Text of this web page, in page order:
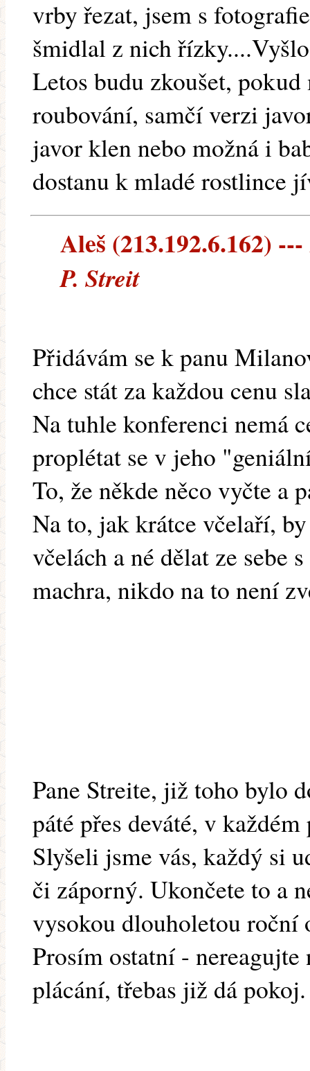
vrby řezat, jsem s
šmidlal z nich
Letos budu zkoušet,
roubování, samčí verzi
javor klen nebo možná i
dostanu k mladé rostlince
Aleš (213.192.6.162)
P. Streit
Přidávám se k panu
chce stát za každou cenu
Na tuhle konferenci nemá
proplétat se v jeho
To, že někde něco vyčte a
Na to, jak krátce včelaří,
včelách a né dělat ze sebe
machra, nikdo na to není
Pane Streite, již toho bylo
páté přes deváté, v
Slyšeli jsme vás, každý si
či záporný. Ukončete to a
vysokou dlouholetou roční
Prosím ostatní -
plácání, třebas již dá pokoj.